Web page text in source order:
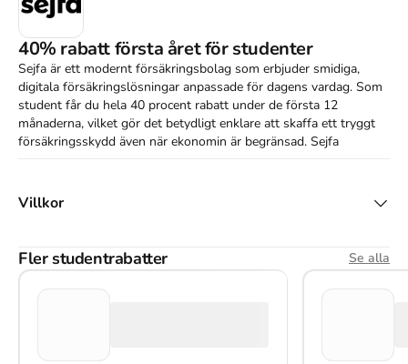
40% rabatt första året för studenter
Sejfa är ett modernt försäkringsbolag som erbjuder smidiga,
digitala försäkringslösningar anpassade för dagens vardag. Som
student får du hela 40 procent rabatt under de första 12
månaderna, vilket gör det betydligt enklare att skaffa ett tryggt
försäkringsskydd även när ekonomin är begränsad. Sejfa
boende med andra.
Villkor
Fler studentrabatter Se alla